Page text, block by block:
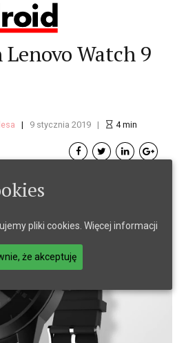
Watch 9
9 stycznia 2019 4min
pliki cookies. Więcej informacji
że akceptuję